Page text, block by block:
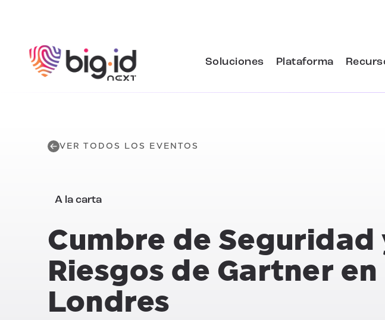
Soluciones Plataforma
VER TODOS LOS EVENTOS
A la carta
Cumbre de Seguridad
Riesgos de Gartner en
Londres